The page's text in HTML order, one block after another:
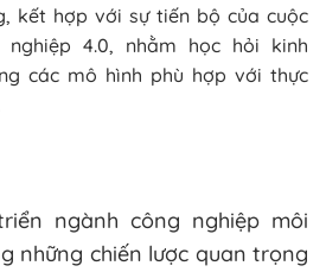
kết hợp với sự tiến bộ của cuộc
nghiệp 4.0, nhằm học hỏi kinh
các mô hình phù hợp với thực
ngành công nghiệp môi
những chiến lược quan trọng